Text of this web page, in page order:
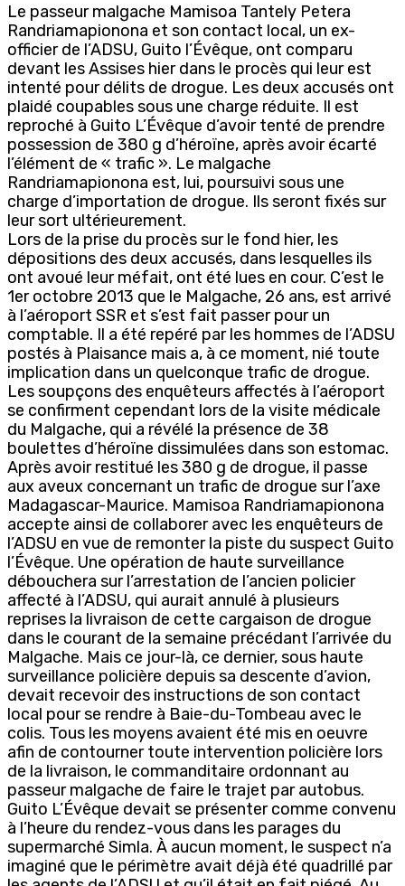
Le passeur malgache Mamisoa Tantely Petera
Randriamapionona et son contact local, un ex-
officier de l’ADSU, Guito l’Évêque, ont comparu
devant les Assises hier dans le procès qui leur est
intenté pour délits de drogue. Les deux accusés ont
plaidé coupables sous une charge réduite. Il est
reproché à Guito L’Évêque d’avoir tenté de prendre
possession de 380 g d’héroïne, après avoir écarté
l’élément de « trafic ». Le malgache
Randriamapionona est, lui, poursuivi sous une
charge d’importation de drogue. Ils seront fixés sur
leur sort ultérieurement.
Lors de la prise du procès sur le fond hier, les
dépositions des deux accusés, dans lesquelles ils
ont avoué leur méfait, ont été lues en cour. C’est le
1er octobre 2013 que le Malgache, 26 ans, est arrivé
à l’aéroport SSR et s’est fait passer pour un
comptable. Il a été repéré par les hommes de l’ADSU
postés à Plaisance mais a, à ce moment, nié toute
implication dans un quelconque trafic de drogue.
Les soupçons des enquêteurs affectés à l’aéroport
se confirment cependant lors de la visite médicale
du Malgache, qui a révélé la présence de 38
boulettes d’héroïne dissimulées dans son estomac.
Après avoir restitué les 380 g de drogue, il passe
aux aveux concernant un trafic de drogue sur l’axe
Madagascar-Maurice. Mamisoa Randriamapionona
accepte ainsi de collaborer avec les enquêteurs de
l’ADSU en vue de remonter la piste du suspect Guito
l’Évêque. Une opération de haute surveillance
débouchera sur l’arrestation de l’ancien policier
affecté à l’ADSU, qui aurait annulé à plusieurs
reprises la livraison de cette cargaison de drogue
dans le courant de la semaine précédant l’arrivée du
Malgache. Mais ce jour-là, ce dernier, sous haute
surveillance policière depuis sa descente d’avion,
devait recevoir des instructions de son contact
local pour se rendre à Baie-du-Tombeau avec le
colis. Tous les moyens avaient été mis en oeuvre
afin de contourner toute intervention policière lors
de la livraison, le commanditaire ordonnant au
passeur malgache de faire le trajet par autobus.
Guito L’Évêque devait se présenter comme convenu
à l’heure du rendez-vous dans les parages du
supermarché Simla. À aucun moment, le suspect n’a
imaginé que le périmètre avait déjà été quadrillé par